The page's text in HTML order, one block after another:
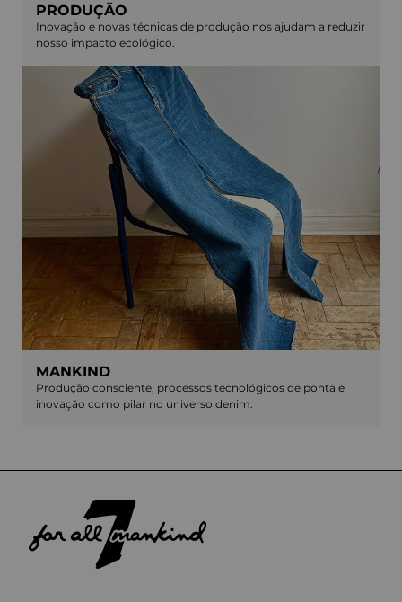
PRODUÇÃO
Inovação e novas técnicas de produção nos ajudam a reduzir
nosso impacto ecológico.
MANKIND
Produção consciente, processos tecnológicos de ponta e
inovação como pilar no universo denim.